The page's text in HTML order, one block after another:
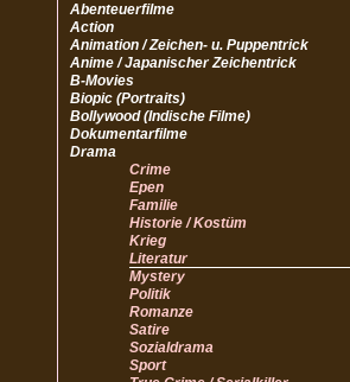
Abenteuerfilme
Action
Animation / Zeichen- u. Puppentrick
Anime / Japanischer Zeichentrick
B-Movies
Biopic (Portraits)
Bollywood (Indische Filme)
Dokumentarfilme
Drama
Crime
Epen
Familie
Historie / Kostüm
Krieg
Literatur
Mystery
Politik
Romanze
Satire
Sozialdrama
Sport